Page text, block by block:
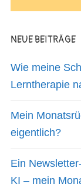
NEUE BEITRÄGE
Wie meine
Lerntherapie
Mein
eigentlich?
Ein
KI – mein